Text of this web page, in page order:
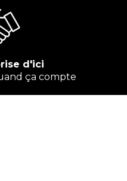
d'ici
ça compte